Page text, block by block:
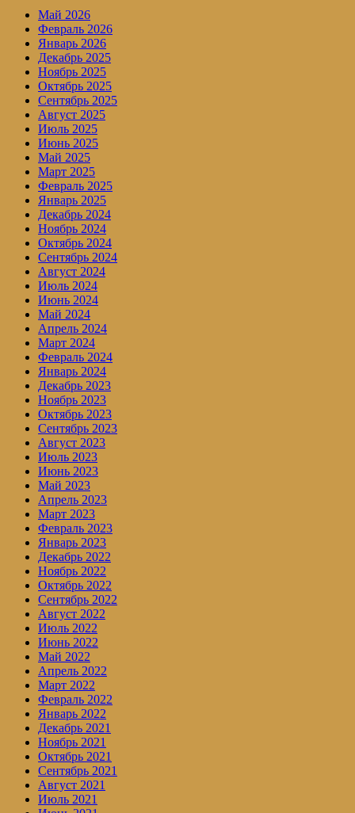
Май 2026
Февраль 2026
Январь 2026
Декабрь 2025
Ноябрь 2025
Октябрь 2025
Сентябрь 2025
Август 2025
Июль 2025
Июнь 2025
Май 2025
Март 2025
Февраль 2025
Январь 2025
Декабрь 2024
Ноябрь 2024
Октябрь 2024
Сентябрь 2024
Август 2024
Июль 2024
Июнь 2024
Май 2024
Апрель 2024
Март 2024
Февраль 2024
Январь 2024
Декабрь 2023
Ноябрь 2023
Октябрь 2023
Сентябрь 2023
Август 2023
Июль 2023
Июнь 2023
Май 2023
Апрель 2023
Март 2023
Февраль 2023
Январь 2023
Декабрь 2022
Ноябрь 2022
Октябрь 2022
Сентябрь 2022
Август 2022
Июль 2022
Июнь 2022
Май 2022
Апрель 2022
Март 2022
Февраль 2022
Январь 2022
Декабрь 2021
Ноябрь 2021
Октябрь 2021
Сентябрь 2021
Август 2021
Июль 2021